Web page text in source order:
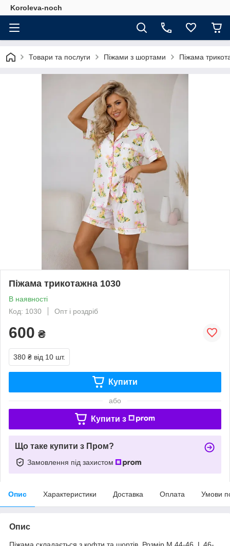
Koroleva-noch
Товари та послуги Піжами з шортами Піжама
Піжама трикотажна 1030
В наявності
Код: 1030
Опт і роздріб
600 ₴
380 ₴ від 10 шт.
Купити
або
Купити з
Що таке купити з Пром?
Замовлення під захистом
Опис Характеристики Доставка Оплата Умови
Опис
Піжама складається з кофти та шортів. Розмір M 44-46, L 46-